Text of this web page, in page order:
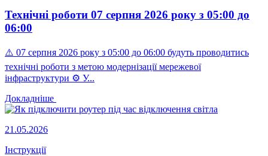
Технічні роботи 07 серпня 2026 року з 05:00 до
06:00
⚠️ 07 серпня 2026 року з 05:00 до 06:00 будуть проводитись
технічні роботи з метою модернізації мережевої
інфраструктури ⚙️ У...
Докладніше
21.05.2026
Інструкції